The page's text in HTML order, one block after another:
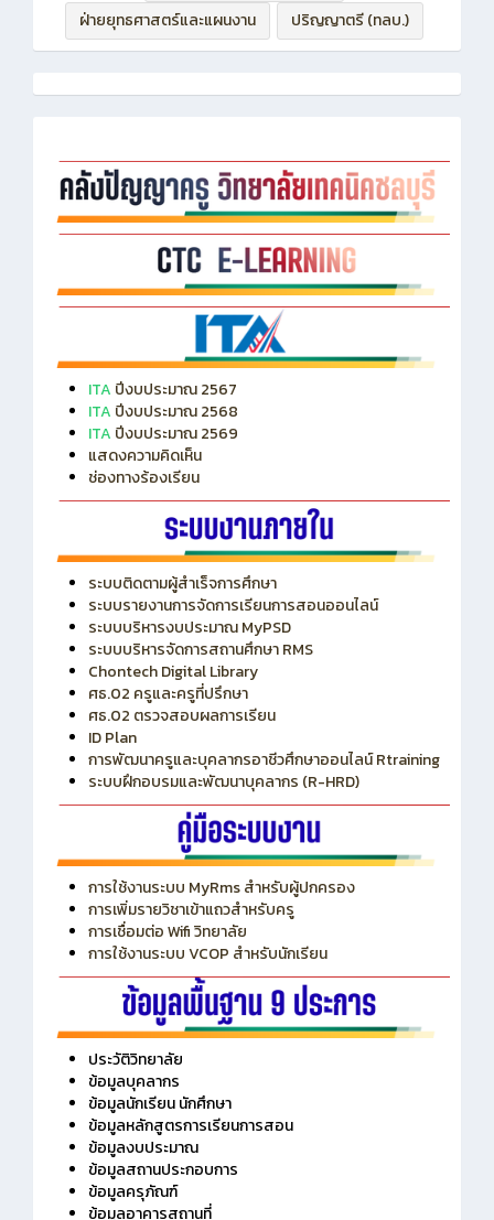
ฝ่ายกิจการนักเรียนนักศึกษา
ฝ่ายยุทธศาสตร์และแผนงาน
ปริญญาตรี (ทลบ.)
ITA ปีงบประมาณ 2567
ITA ปีงบประมาณ 2568
ITAปีงบประมาณ 2569
แสดงความคิดเห็น
ช่องทางร้องเรียน
ระบบติดตามผู้สำเร็จการศึกษา
ระบบรายงานการจัดการเรียนการสอนออนไลน์
ระบบบริหารงบประมาณ MyPSD
ระบบบริหารจัดการสถานศึกษา RMS
Chontech Digital Library
ศธ.02 ครูและครูที่ปรึกษา
ศธ.02 ตรวจสอบผลการเรียน
ID Plan
การพัฒนาครูและบุคลากรอาชีวศึกษาออนไลน์ Rtraining
ระบบฝึกอบรมและพัฒนาบุคลากร (R-HRD)
การใช้งานระบบ MyRms สำหรับผู้ปกครอง
การเพิ่มรายวิชาเข้าแถวสำหรับครู
การเชื่อมต่อ Wifi วิทยาลัย
การใช้งานระบบ VCOP สำหรับนักเรียน
ประวัติวิทยาลัย
ข้อมูลบุคลากร
ข้อมูลนักเรียน นักศึกษา
ข้อมูลหลักสูตรการเรียนการสอน
ข้อมูลงบประมาณ
ข้อมูลสถานประกอบการ